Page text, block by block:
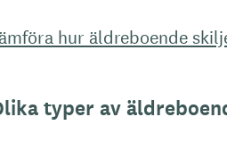
hur äldreboende
typer av